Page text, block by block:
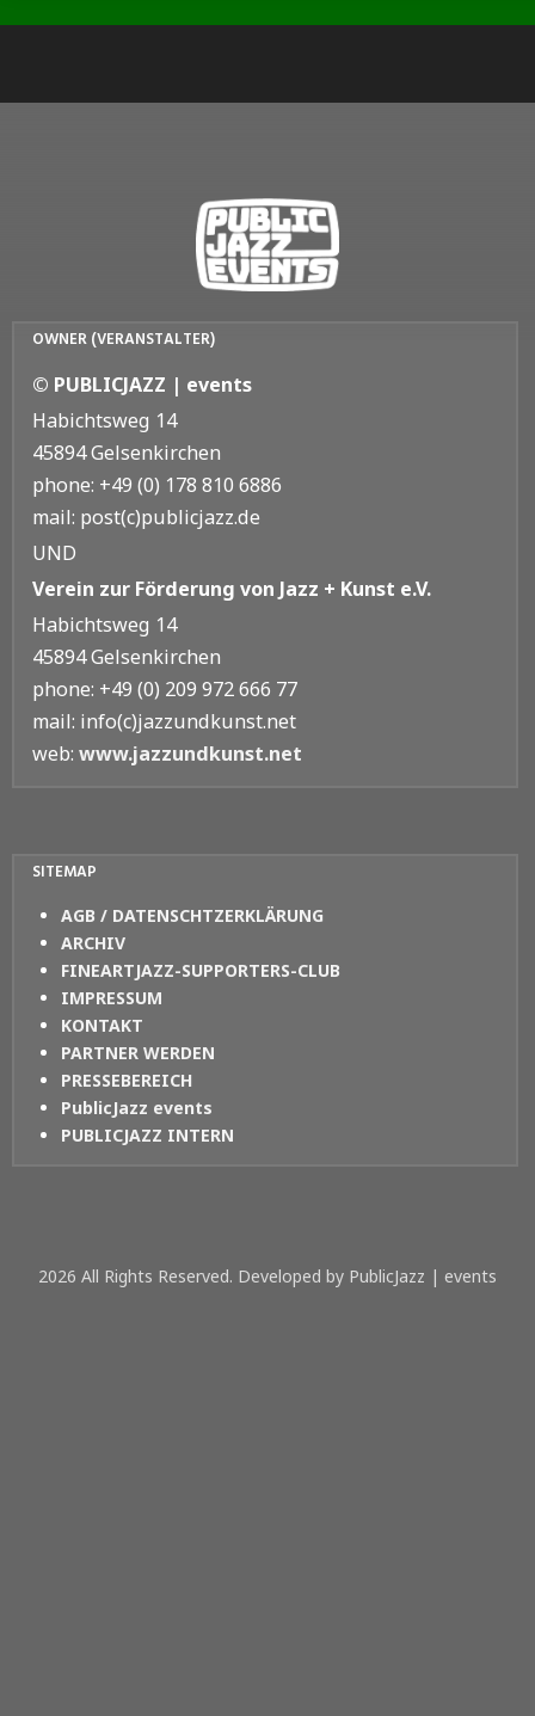
OWNER (VERANSTALTER)
© PUBLICJAZZ | events
Habichtsweg 14
45894 Gelsenkirchen
phone: +49 (0) 178 810 6886
mail: post(c)publicjazz.de
UND
Verein zur Förderung von Jazz + Kunst e.V.
Habichtsweg 14
45894 Gelsenkirchen
phone: +49 (0) 209 972 666 77
mail: info(c)jazzundkunst.net
web: www.jazzundkunst.net
SITEMAP
AGB / DATENSCHTZERKLÄRUNG
ARCHIV
FINEARTJAZZ-SUPPORTERS-CLUB
IMPRESSUM
KONTAKT
PARTNER WERDEN
PRESSEBEREICH
PublicJazz events
PUBLICJAZZ INTERN
2026 All Rights Reserved. Developed by PublicJazz | events